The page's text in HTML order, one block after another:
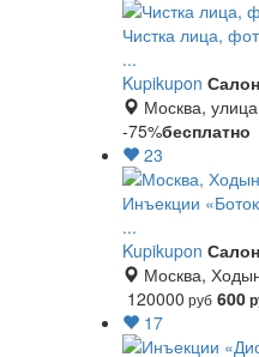
Чистка лица,
...
Kupikupon
Москва,
-75%бесплатно
23
Инъекции
...
Kupikupon
Москва,
120000 руб 600
17